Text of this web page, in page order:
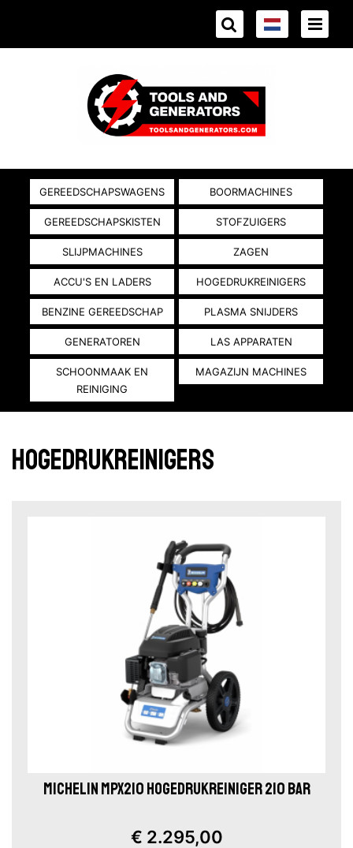
GEREEDSCHAPSWAGENS BOORMACHINES
GEREEDSCHAPSKISTEN STOFZUIGERS
SLIJPMACHINES ZAGEN
ACCU'S EN LADERS HOGEDRUKREINIGERS
BENZINE GEREEDSCHAP PLASMA SNIJDERS
GENERATOREN LAS APPARATEN
SCHOONMAAK EN
REINIGING
MAGAZIJN MACHINES
Hogedrukreinigers
MICHELIN MPX210 HOGEDRUKREINIGER 210 BAR
€ 2.295,00